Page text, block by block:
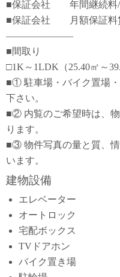
■保証会社 年間継続料/
■保証会社 月額保証料
―――――――
■間取り
□1K～1LDK（25.40㎡～
■① 駐車場・バイク置場
下さい。
■② 内覧のご希望時は、
ります。
■③ 物件写真の量と質、
います。
建物設備
エレベーター
オートロック
宅配ボックス
TVドアホン
バイク置き場